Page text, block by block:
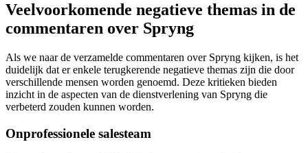
Veelvoorkomende negatieve themas in de
commentaren over Spryng
Als we naar de verzamelde commentaren over Spryng kijken, is het
duidelijk dat er enkele terugkerende negatieve themas zijn die door
verschillende mensen worden genoemd. Deze kritieken bieden
inzicht in de aspecten van de dienstverlening van Spryng die
verbeterd zouden kunnen worden.
Onprofessionele salesteam